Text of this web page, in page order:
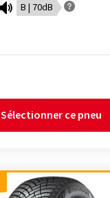
B | 70dB
Sélectionner ce pneu